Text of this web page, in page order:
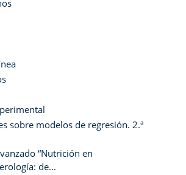
sobre modelos de regresión. 2.ª
“Nutrición en
de...